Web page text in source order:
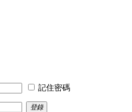
記住密碼
登錄